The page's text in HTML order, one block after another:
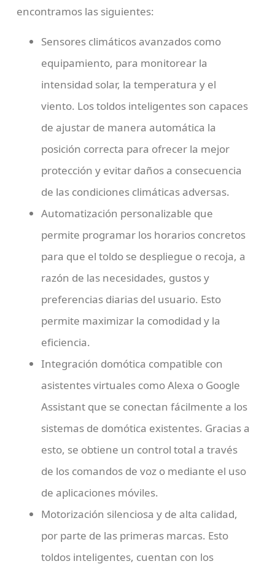
encontramos las siguientes:
Sensores climáticos avanzados como
equipamiento, para monitorear la
intensidad solar, la temperatura y el
viento. Los toldos inteligentes son capaces
de ajustar de manera automática la
posición correcta para ofrecer la mejor
protección y evitar daños a consecuencia
de las condiciones climáticas adversas.
Automatización personalizable que
permite programar los horarios concretos
para que el toldo se despliegue o recoja, a
razón de las necesidades, gustos y
preferencias diarias del usuario. Esto
permite maximizar la comodidad y la
eficiencia.
Integración domótica compatible con
asistentes virtuales como Alexa o Google
Assistant que se conectan fácilmente a los
sistemas de domótica existentes. Gracias a
esto, se obtiene un control total a través
de los comandos de voz o mediante el uso
de aplicaciones móviles.
Motorización silenciosa y de alta calidad,
por parte de las primeras marcas. Esto
toldos inteligentes, cuentan con los